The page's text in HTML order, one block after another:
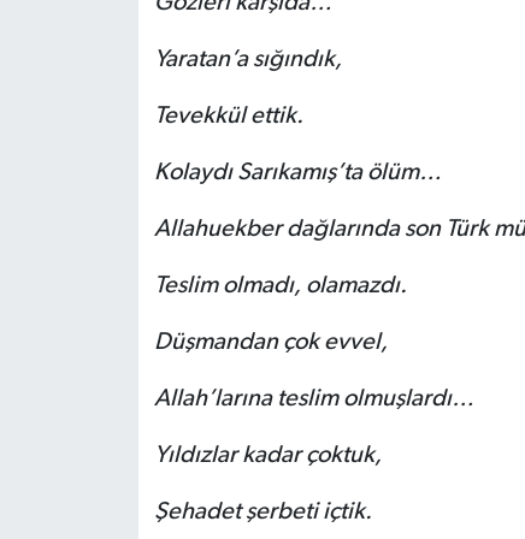
Yaratan’a sığındık,
Tevekkül ettik.
Kolaydı Sarıkamış’ta ölüm…
Allahuekber dağlarında son Türk
Teslim olmadı, olamazdı.
Düşmandan çok evvel,
Allah’larına teslim olmuşlardı…
Yıldızlar kadar çoktuk,
Şehadet şerbeti içtik.